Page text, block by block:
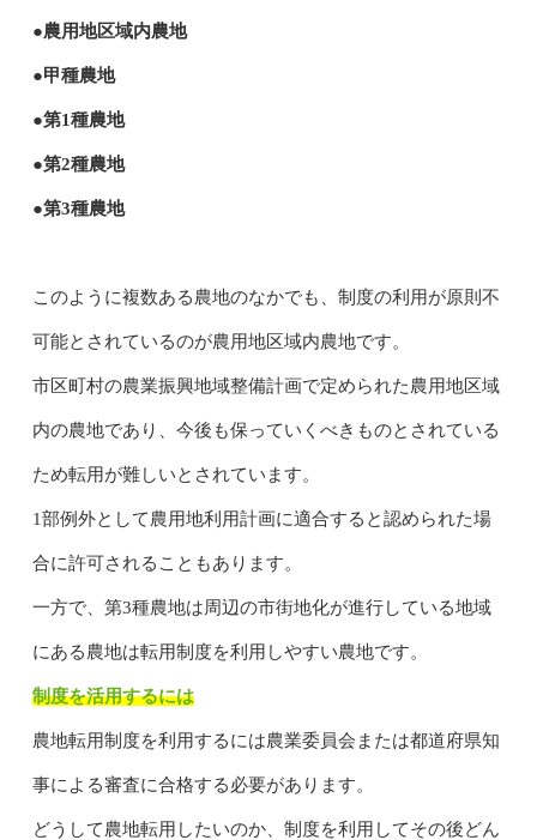
●農用地区域内農地
●甲種農地
●第1種農地
●第2種農地
●第3種農地
このように複数ある農地のなかでも、制度の利用が原則不
可能とされているのが農用地区域内農地です。
市区町村の農業振興地域整備計画で定められた農用地区域
内の農地であり、今後も保っていくべきものとされている
ため転用が難しいとされています。
1部例外として農用地利用計画に適合すると認められた場
合に許可されることもあります。
一方で、第3種農地は周辺の市街地化が進行している地域
にある農地は転用制度を利用しやすい農地です。
制度を活用するには
農地転用制度を利用するには農業委員会または都道府県知
事による審査に合格する必要があります。
どうして農地転用したいのか、制度を利用してその後どん